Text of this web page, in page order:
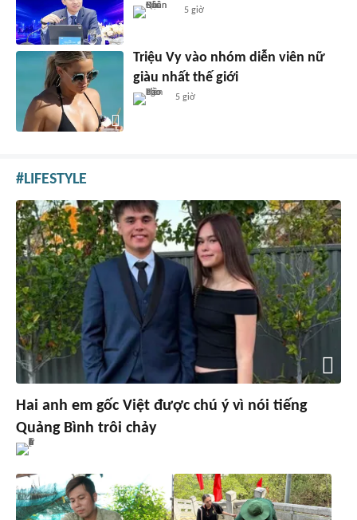
5 giờ
Triệu Vy vào nhóm diễn viên nữ
giàu nhất thế giới
5 giờ
LIFESTYLE
Hai anh em gốc Việt được chú ý vì nói tiếng
Quảng Bình trôi chảy